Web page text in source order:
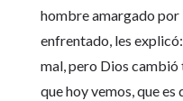
hombre amargado por
enfrentado, les
mal, pero Dios cambió
que hoy vemos, que es